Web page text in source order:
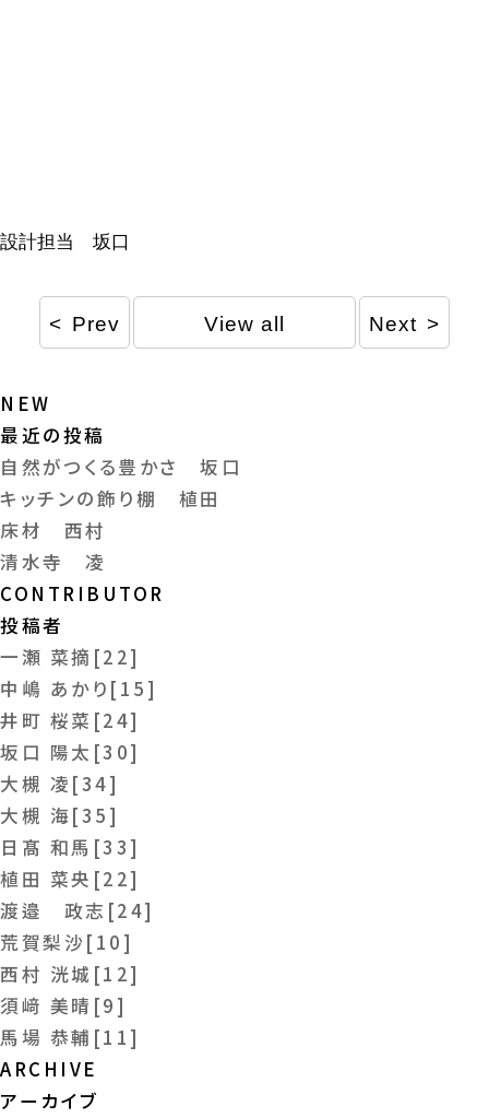
設計担当 坂口
Prev View all Next
NEW
最近の投稿
自然がつくる豊かさ 坂口
キッチンの飾り棚 植田
床材 西村
清水寺 凌
CONTRIBUTOR
投稿者
一瀬 菜摘[22]
中嶋 あかり[15]
井町 桜菜[24]
坂口 陽太[30]
大槻 凌[34]
大槻 海[35]
日髙 和馬[33]
植田 菜央[22]
渡邉 政志[24]
荒賀梨沙[10]
西村 洸城[12]
須﨑 美晴[9]
馬場 恭輔[11]
ARCHIVE
アーカイブ